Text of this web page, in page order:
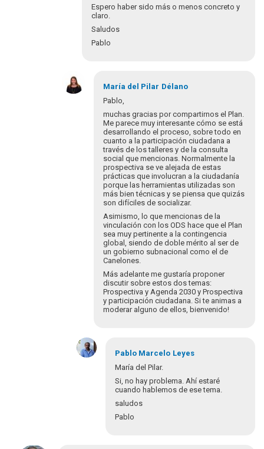
Espero haber sido más o menos concreto y
claro.
Saludos
Pablo
respuesta
María del Pilar Délano
Pablo,
muchas gracias por compartirnos el Plan.
Me parece muy interesante cómo se está
desarrollando el proceso, sobre todo en
cuanto a la participación ciudadana a
través de los talleres y de la consulta
social que mencionas. Normalmente la
prospectiva se ve alejada de estas
prácticas que involucran a la ciudadanía
porque las herramientas utilizadas son
más bien técnicas y se piensa que quizás
son difíciles de socializar.
Asimismo, lo que mencionas de la
vinculación con los ODS hace que el Plan
sea muy pertinente a la contingencia
global, siendo de doble mérito al ser de
un gobierno subnacional como el de
Canelones.
Más adelante me gustaría proponer
discutir sobre estos dos temas:
Prospectiva y Agenda 2030 y Prospectiva
y participación ciudadana. Si te animas a
moderar alguno de ellos, bienvenido!
respuesta
Pablo Marcelo Leyes
María del Pilar.
Si, no hay problema. Ahí estaré
cuando hablemos de ese tema.
saludos
Pablo